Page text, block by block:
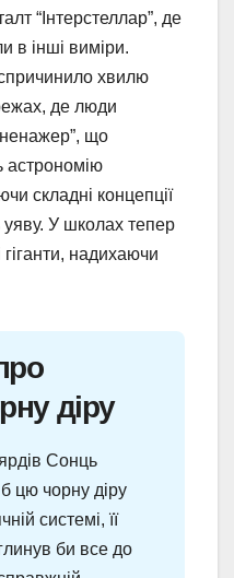
“Інтерстеллар”, де
в інші виміри.
хвилю
де люди
що
астрономію
складні концепції
уяву. У школах тепер
гіганти, надихаючи
діру
Сонць
цю чорну діру
системі, її
би все до